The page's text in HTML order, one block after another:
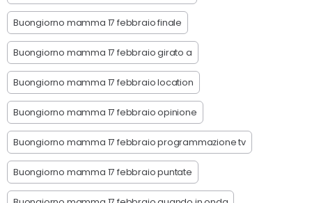
Buongiorno mamma 17 febbraio finale
Buongiorno mamma 17 febbraio girato a
Buongiorno mamma 17 febbraio location
Buongiorno mamma 17 febbraio opinione
Buongiorno mamma 17 febbraio programmazione tv
Buongiorno mamma 17 febbraio puntate